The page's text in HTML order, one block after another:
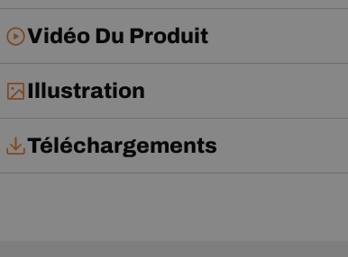
Vidéo Du Produit
Illustration
Téléchargements